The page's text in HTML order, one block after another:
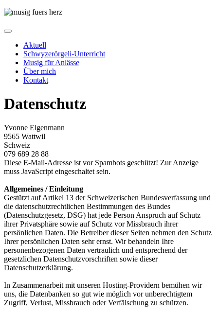
Aktuell
Schwyzerörgeli-Unterricht
Musig für Anlässe
Über mich
Kontakt
Datenschutz
Yvonne Eigenmann
9565 Wattwil
Schweiz
079 689 28 88
Diese E-Mail-Adresse ist vor Spambots geschützt! Zur Anzeige
muss JavaScript eingeschaltet sein.
Allgemeines / Einleitung
Gestützt auf Artikel 13 der Schweizerischen Bundesverfassung und
die datenschutzrechtlichen Bestimmungen des Bundes
(Datenschutzgesetz, DSG) hat jede Person Anspruch auf Schutz
ihrer Privatsphäre sowie auf Schutz vor Missbrauch ihrer
persönlichen Daten. Die Betreiber dieser Seiten nehmen den Schutz
Ihrer persönlichen Daten sehr ernst. Wir behandeln Ihre
personenbezogenen Daten vertraulich und entsprechend der
gesetzlichen Datenschutzvorschriften sowie dieser
Datenschutzerklärung.
In Zusammenarbeit mit unseren Hosting-Providern bemühen wir
uns, die Datenbanken so gut wie möglich vor unberechtigtem
Zugriff, Verlust, Missbrauch oder Verfälschung zu schützen.